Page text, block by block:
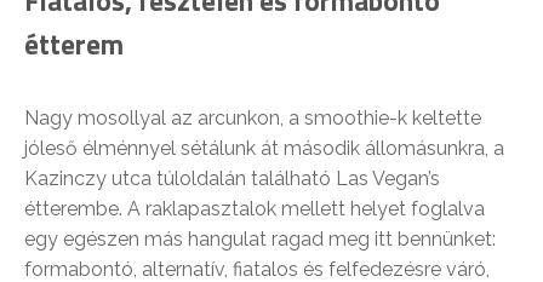
étterem
Nagy mosollyal az arcunkon, a smoothie-k keltette
jóleső élménnyel sétálunk át második állomásunkra, a
Kazinczy utca túloldalán található Las Vegan’s
étterembe. A raklapasztalok mellett helyet foglalva
egy egészen más hangulat ragad meg itt bennünket:
formabontó, alternatív, fiatalos és felfedezésre váró,